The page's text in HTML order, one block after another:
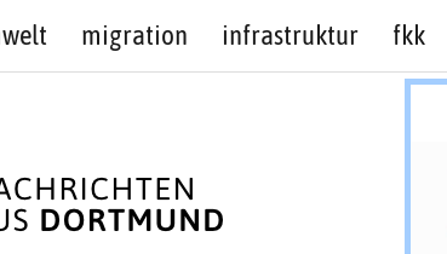
migration infrastruktur fkk